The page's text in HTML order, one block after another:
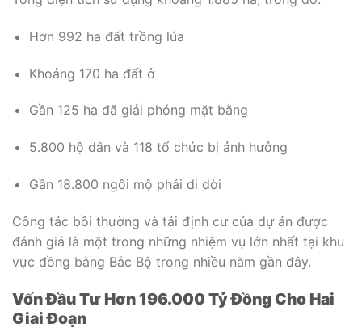
Hơn 992 ha đất trồng lúa
Khoảng 170 ha đất ở
Gần 125 ha đã giải phóng mặt bằng
5.800 hộ dân và 118 tổ chức bị ảnh hưởng
Gần 18.800 ngôi mộ phải di dời
Công tác bồi thường và tái định cư của dự án được
đánh giá là một trong những nhiệm vụ lớn nhất tại khu
vực đồng bằng Bắc Bộ trong nhiều năm gần đây.
Vốn Đầu Tư Hơn 196.000 Tỷ Đồng Cho Hai
Giai Đoạn